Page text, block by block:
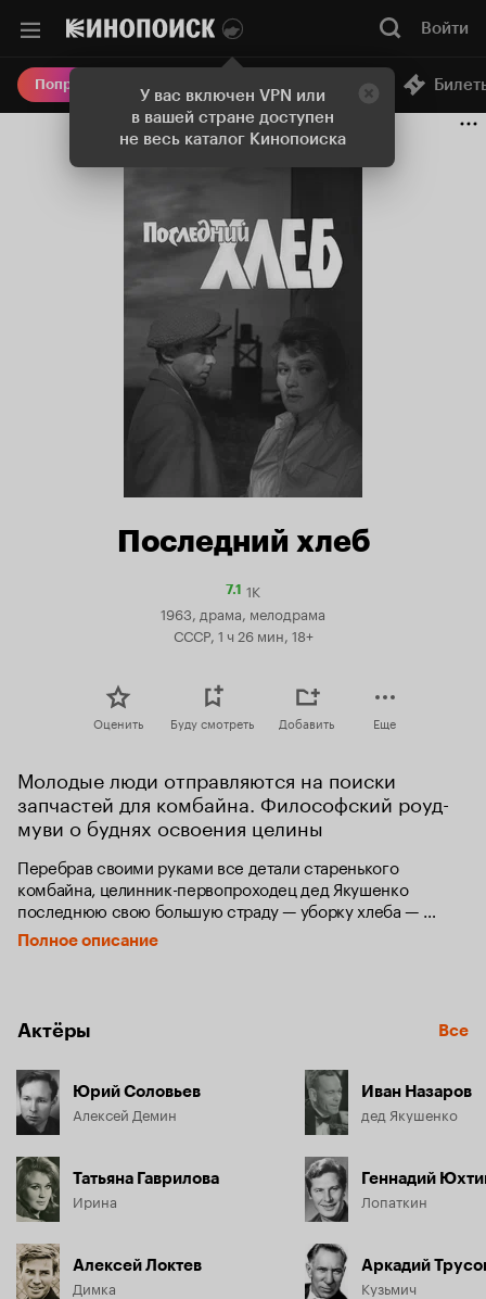
У вас включен VPN или
в вашей стране доступен
не весь каталог Кинопоиска
Войти
Попробовать Плюс Онлайн-кинотеатр
Последний хлеб
7.1Рейтинг
7.1
1K
1963, драма, мелодрама
СССР, 1 ч 26 мин, 18+
Оценить Буду смотреть Добавить Еще
Молодые люди отправляются на поиски
запчастей для комбайна. Философский роуд-
муви о буднях освоения целины
Перебрав своими руками все детали старенького
комбайна, целинник-первопроходец дед Якушенко
последнюю свою большую страду — уборку хлеба —
встретил достойнейшим образом. Но механик
распорядился по-своему: снял с машины деда все
— и отправились вечером искать по соседним хозяйствам
запчасти для его комбайна...
Полное описание
Актёры Все
Юрий Соловьев
Алексей Демин
Татьяна Гаврилова
Ирина
Алексей Локтев
Димка
Иван Назаров
дед Якушенко
Геннадий
Лопаткин
Аркадий
Кузьмич